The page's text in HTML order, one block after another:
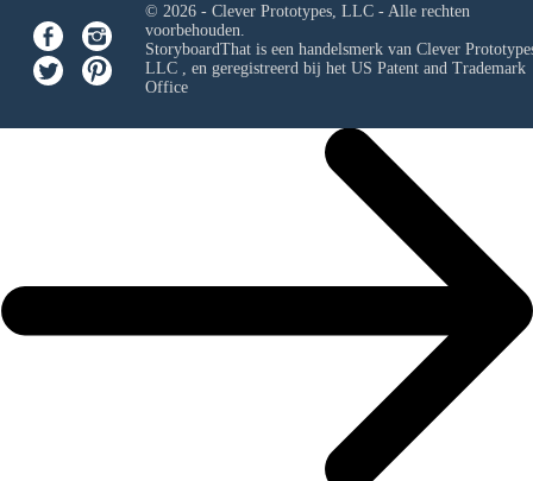
© 2026 - Clever Prototypes, LLC - Alle rechten
voorbehouden.
StoryboardThat is een handelsmerk van Clever
LLC, en geregistreerd bij het US Patent and Trademark
Office